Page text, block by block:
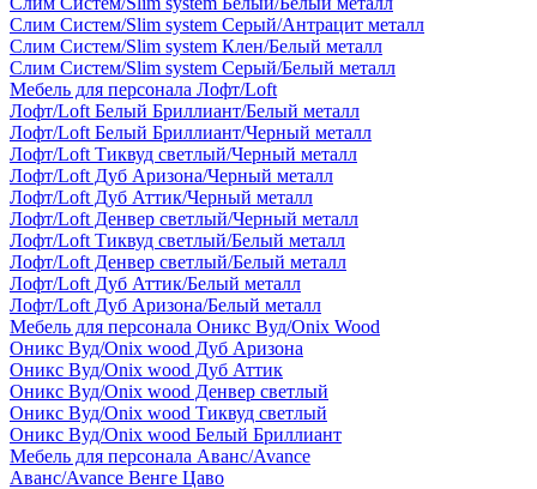
Слим Систем/Slim system Серый/Антрацит металл
Слим Систем/Slim system Клен/Белый металл
Слим Систем/Slim system Серый/Белый металл
Мебель для персонала Лофт/Loft
Лофт/Loft Белый Бриллиант/Белый металл
Лофт/Loft Белый Бриллиант/Черный металл
Лофт/Loft Тиквуд светлый/Черный металл
Лофт/Loft Дуб Аризона/Черный металл
Лофт/Loft Дуб Аттик/Черный металл
Лофт/Loft Денвер светлый/Черный металл
Лофт/Loft Тиквуд светлый/Белый металл
Лофт/Loft Денвер светлый/Белый металл
Лофт/Loft Дуб Аттик/Белый металл
Лофт/Loft Дуб Аризона/Белый металл
Мебель для персонала Оникс Вуд/Onix Wood
Оникс Вуд/Onix wood Дуб Аризона
Оникс Вуд/Onix wood Дуб Аттик
Оникс Вуд/Onix wood Денвер светлый
Оникс Вуд/Onix wood Тиквуд светлый
Оникс Вуд/Onix wood Белый Бриллиант
Мебель для персонала Аванс/Avance
Аванс/Avance Венге Цаво